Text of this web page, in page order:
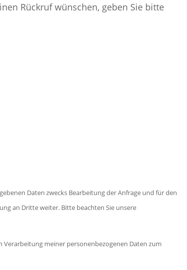
Rückruf wünschen, geben Sie bitte
Daten zwecks Bearbeitung der Anfrage und für den
an Dritte weiter. Bitte beachten Sie unsere
meiner personenbezogenen Daten zum